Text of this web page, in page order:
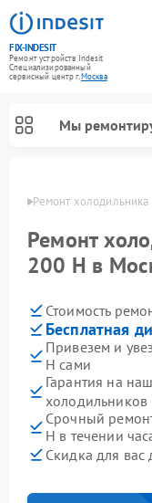
FIX-INDESIT
Ремонт устройств Indesit
Специализированный
cервисный центр г.Москва
Мы
Ремонт
Ремонт
200 H в
Стоимость
Бесплатная
Привезем и
H сами
Гарантия на
Срочный
H в течении
Скидка для вас